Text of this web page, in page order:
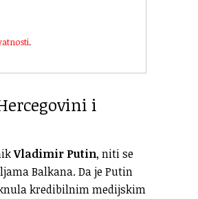
.
i
Vladimir Putin, niti se
Balkana. Da je Putin
kredibilnim medijskim